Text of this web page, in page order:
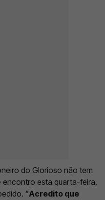
do Glorioso não tem
encontro esta quarta-feira,
“Acredito que